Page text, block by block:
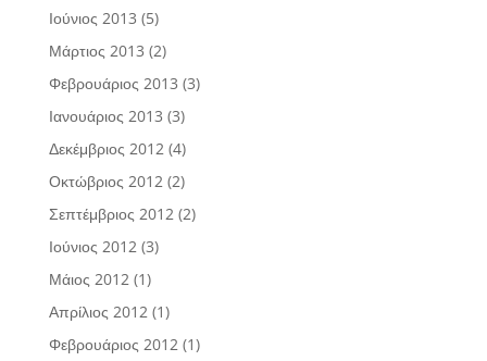
Ιούνιος 2013 (5)
Μάρτιος 2013 (2)
Φεβρουάριος 2013 (3)
Ιανουάριος 2013 (3)
Δεκέμβριος 2012(4)
Οκτώβριος 2012(2)
Σεπτέμβριος 2012(2)
Ιούνιος 2012(3)
Μάιος 2012(1)
Απρίλιος 2012(1)
Φεβρουάριος 2012(1)